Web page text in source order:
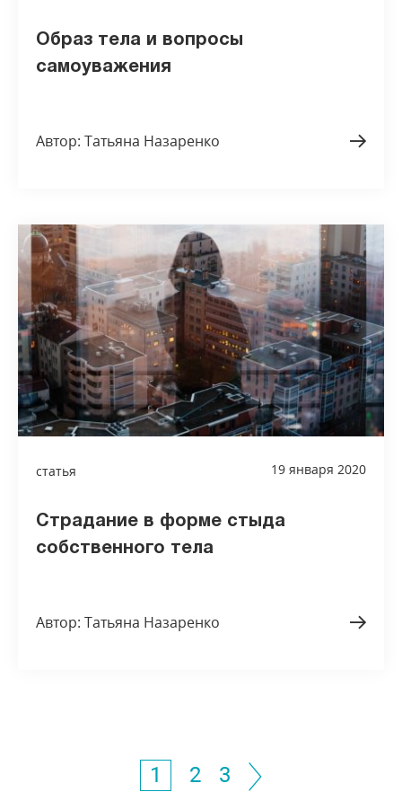
Образ тела и вопросы
самоуважения
Автор: Татьяна Назаренко
статья 19 января 2020
Страдание в форме стыда
собственного тела
Автор: Татьяна Назаренко
1 2 3